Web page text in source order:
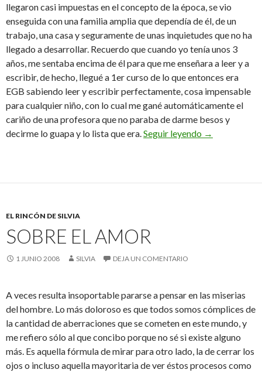
llegaron casi impuestas en el concepto de la época, se vio
enseguida con una familia amplia que dependía de él, de un
trabajo, una casa y seguramente de unas inquietudes que no ha
llegado a desarrollar. Recuerdo que cuando yo tenía unos 3
años, me sentaba encima de él para que me enseñara a leer y a
escribir, de hecho, llegué a 1er curso de lo que entonces era
EGB sabiendo leer y escribir perfectamente, cosa impensable
para cualquier niño, con lo cual me gané automáticamente el
cariño de una profesora que no paraba de darme besos y
decirme lo guapa y lo lista que era.Seguir leyendo Agarrado a la
→
EL RINCÓN DE SILVIA
SOBRE EL AMOR
1 JUNIO 2008 SILVIA DEJA UN COMENTARIO
A veces resulta insoportable pararse a pensar en las miserias
del hombre. Lo más doloroso es que todos somos cómplices de
la cantidad de aberraciones que se cometen en este mundo, y
me refiero sólo al que concibo porque no sé si existe alguno
más. Es aquella fórmula de mirar para otro lado, la de cerrar los
ojos o incluso aquella mayoritaria de ver éstos procesos como